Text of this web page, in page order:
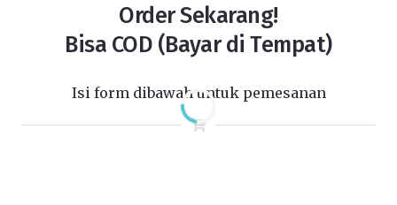
Order Sekarang!
Bisa COD (Bayar di Tempat)
Isi form dibawah untuk pemesanan